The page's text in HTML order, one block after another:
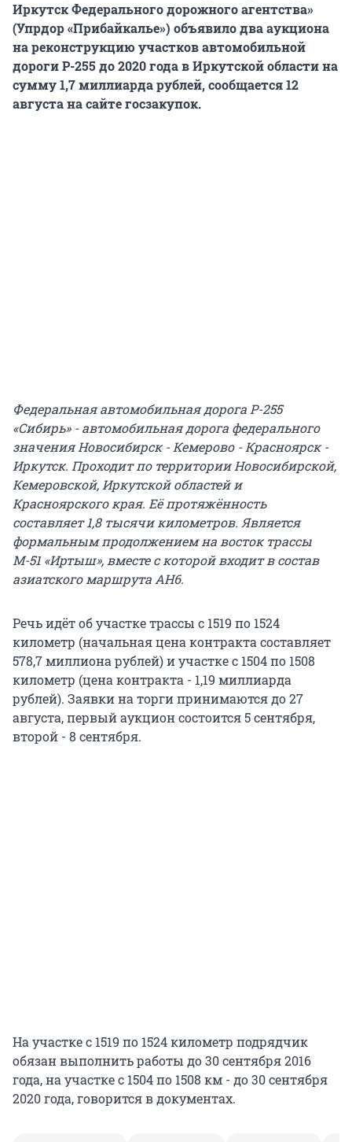
Иркутск Федерального дорожного агентства»
(Упрдор «Прибайкалье») объявило два аукциона
на реконструкцию участков автомобильной
дороги Р-255 до 2020 года в Иркутской области на
сумму 1,7 миллиарда рублей, сообщается 12
августа на сайте госзакупок.
Федеральная автомобильная дорога Р-255
«Сибирь» - автомобильная дорога федерального
значения Новосибирск - Кемерово - Красноярск -
Иркутск. Проходит по территории Новосибирской,
Кемеровской, Иркутской областей и
Красноярского края. Её протяжённость
составляет 1,8 тысячи километров. Является
формальным продолжением на восток трассы
М-51 «Иртыш», вместе с которой входит в состав
азиатского маршрута АН6.
Речь идёт об участке трассы с 1519 по 1524
километр (начальная цена контракта составляет
578,7 миллиона рублей) и участке с 1504 по 1508
километр (цена контракта - 1,19 миллиарда
рублей). Заявки на торги принимаются до 27
августа, первый аукцион состоится 5 сентября,
второй - 8 сентября.
На участке с 1519 по 1524 километр подрядчик
обязан выполнить работы до 30 сентября 2016
года, на участке с 1504 по 1508 км - до 30 сентября
2020 года, говорится в документах.